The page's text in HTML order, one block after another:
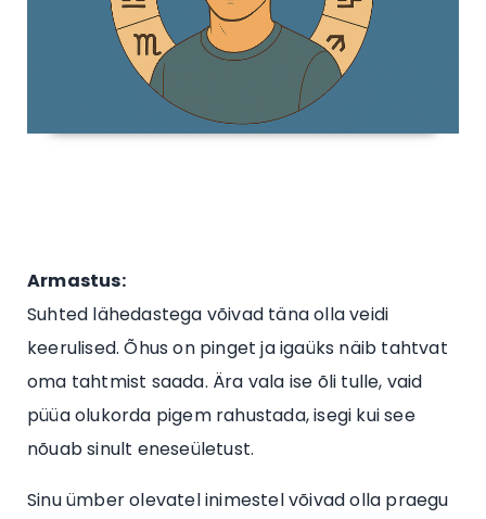
Armastus:
Suhted lähedastega võivad täna olla veidi
keerulised. Õhus on pinget ja igaüks näib tahtvat
oma tahtmist saada. Ära vala ise õli tulle, vaid
püüa olukorda pigem rahustada, isegi kui see
nõuab sinult eneseületust.
Sinu ümber olevatel inimestel võivad olla praegu